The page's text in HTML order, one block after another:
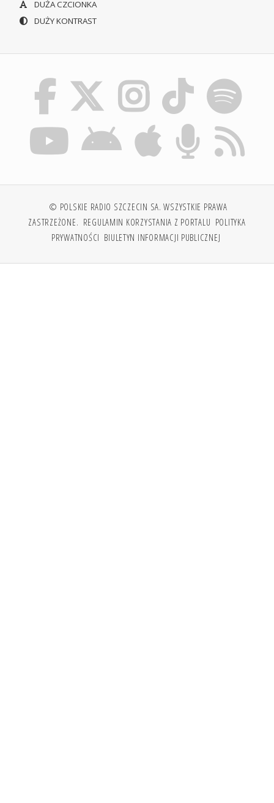
DUŻA CZCIONKA
DUŻY KONTRAST
© POLSKIE RADIO SZCZECIN SA. WSZYSTKIE PRAWA
ZASTRZEŻONE. REGULAMIN KORZYSTANIA Z PORTALU POLITYKA
PRYWATNOŚCI BIULETYN INFORMACJI PUBLICZNEJ